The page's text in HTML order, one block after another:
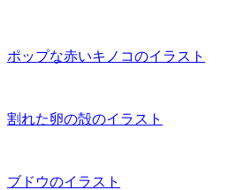
ポップな赤いキノコのイラスト
割れた卵の殻のイラスト
ブドウのイラスト